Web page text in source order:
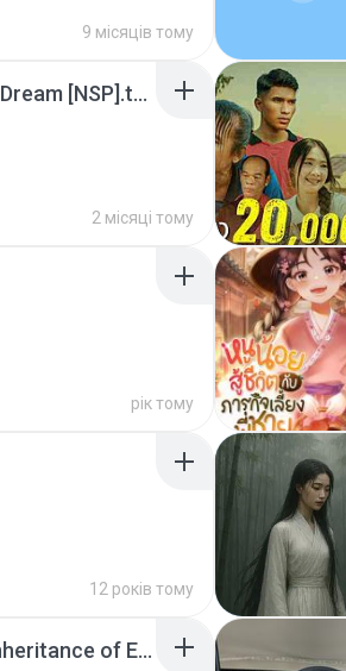
9 місяців тому
Tomodachi Life Living the Dream [NSP].torrent
2 місяці тому
рік тому
12 років тому
Wrath & Glory - Aeldari - Inheritance of Embers.pdf